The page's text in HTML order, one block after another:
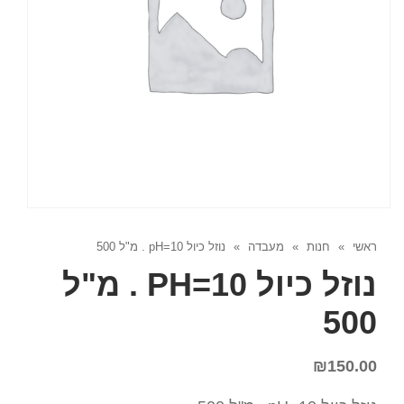
ראשי » חנות » מעבדה » נוזל כיול pH=10 . מ"ל 500
נוזל כיול PH=10 . מ"ל
500
₪150.00